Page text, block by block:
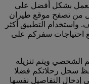
بشكل أفضل على
من تصفح موقع طيران
واستخدام التطبيق أكثر
احتياجات سفركم على
الشخصي ويتم تنزيله
سجل رحلاتكم فضلا
إدخال التفاصيل نفسها